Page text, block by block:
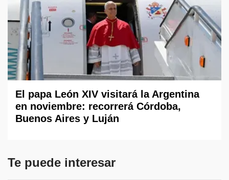
El papa León XIV visitará la Argentina
en noviembre: recorrerá Córdoba,
Buenos Aires y Luján
Te puede interesar